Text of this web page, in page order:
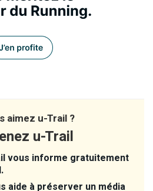
aimez u-Trail ?
u-Trail
vous informe gratuitement
aide à préserver un média